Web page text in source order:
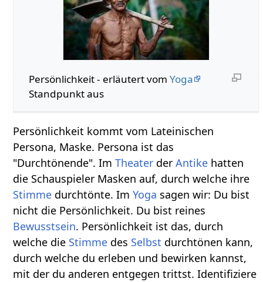
Persönlichkeit - erläutert vom Yoga
Standpunkt aus
Persönlichkeit kommt vom Lateinischen
Persona, Maske. Persona ist das
"Durchtönende". ImTheater derAntike hatten
die Schauspieler Masken auf, durch welche ihre
Stimme durchtönte. ImYoga sagen wir: Du bist
nicht die Persönlichkeit. Du bist reines
Bewusstsein. Persönlichkeit ist das, durch
welche die Stimme des Selbst durchtönen kann,
durch welche du erleben und bewirken kannst,
mit der du anderen entgegen trittst. Identifiziere